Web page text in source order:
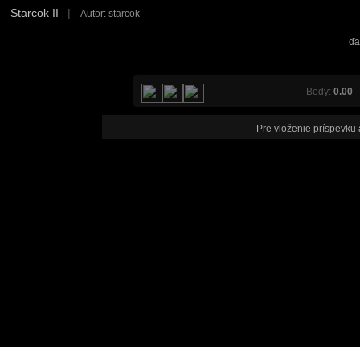
Starcok II | Autor: starcok
Body: 0.00
Pre vloženie